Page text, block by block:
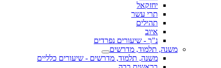
יחזקאל
תרי עשר
תהילים
איוב
נ"ך - שיעורים נפרדים
משנה, תלמוד, מדרשים
משנה, תלמוד, מדרשים - שיעורים כלליים